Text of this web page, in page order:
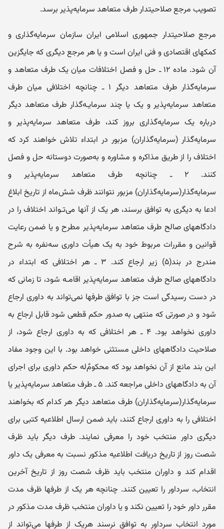
تصویب مرجع صلاحیتدار طرف متعاهد سرمایه‌پذیر برسد.
مرجع صلاحیتدار جمهوری اسلامی ایران سازمان سرمایه‌گذاری و
کمکهای اقتصادی و فنی ایران است و یا هر مرجع دیگری که جایگزین
آن شود. ماده ۱۲ ـ حل و فصل اختلافات میان یک طرف متعاهد و
سرمایه‌گذار طرف متعاهد دیگر ۱ ـ چنانچه اختلافی میان طرف
متعاهد سرمایه‌پذیر و یک یا چند سرمایـه‌گذار طرف متعاهد دیگر
درباره یک سرمایه‌گذاری بروز کند، طرف متعاهد سرمایه‌پذیر و
سرمایه‌گذار (سرمایه‌گذاران) مزبور در ابتداء تلاش خواهند کرد که
اختلاف را از طریق مذاکره و مشاوره و به‌صورت دوستانه حل و فصل
کنند. ۲ ـ چنانچه طرف متعاهد سرمایه‌پذیر و
سرمایه‌گذار(سرمایه‌گذاران) مزبور نتوانند ظرف شش‌ماه از تاریخ ابلاغ
ادعا به دیگری به توافق برسند، هر یک از آنها می‌تـواند اختلاف را در
دادگاههای صالح طرف متعاهد سرمایه‌پذیر مطرح و یا ضمن رعایت
قوانین و مقررات مربوط خود به یک هیأت داوری سه‌نفره به شرح
مندرج در بند(۵) زیر ارجاع کند. ۳ ـ هر اختلافی که ابتداء در
دادگاههای صالح طرف متعاهد سرمایه‌پذیر اقامـه شود، تا زمانی که
در دست رسیدگی است جز با توافق طرفها نمی‌تواند به داوری ارجاع
شود و در صورتی که منتهی به صدور حکم قطعی شود قابل ارجاع به
داوری نخواهد بود. ۴ ـ هر اختلافی که به داوری ارجاع شود، از
صلاحیت دادگاههای داخلی مستثنی خواهد بود. با این وجود مفاد
این بند مانع از آن نخواهد بود که محکومٌ‌‌له حکم داوری برای اجرای
آن به دادگاههای داخلی مراجعه کند. ۵ ـ طرف متعاهد سرمایه‌پذیر یا
سرمایه‌گذار(سرمایه‌گذاران) طرف متعاهد دیگر هر کدام که بخواهند
اختلافی را به داوری ارجاع کنند، باید ضمن ارسال اطلاعیه کتبی برای
دیگری داور منتخب خود را معرفی نمایند. طرف دیگر باید ظرف
شصت روز از تاریخ دریافت اطلاعیه مذکور نسبت به معرفی یک داور
اقدام کند و داوران منتخب باید ظرف شصت روز از تاریخ آخرین
انتخاب، سرداور را تعیین کنند. چنانچه هر یک از طرفها ظرف مدت
مقرر داور خود را تعیین نکند و یا داوران منتخب ظرف مدت مذکور در
مورد انتخاب سرداور به توافق نرسند هریک از طرفها می‌تواند از